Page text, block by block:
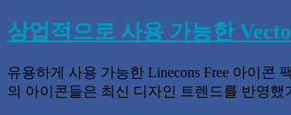
상업적으로 사용 가능한
유용하게 사용 가능한 Linecons Free 아이
의 아이콘들은 최신 디자인 트렌드를 반영